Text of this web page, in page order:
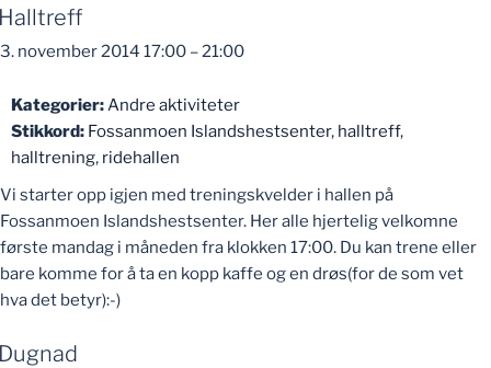
3. november 2014 17:00 –21:00
Kategorier:Andre aktiviteter
Stikkord: Fossanmoen Islandshestsenter, halltreff,
halltrening, ridehallen
Vi starter opp igjen med treningskvelder i hallen på
Fossanmoen Islandshestsenter. Her alle hjertelig velkomne
første mandag i måneden fra klokken 17:00. Du kan trene eller
bare komme for å ta en kopp kaffe og en drøs(for de som vet
hva det betyr):-)